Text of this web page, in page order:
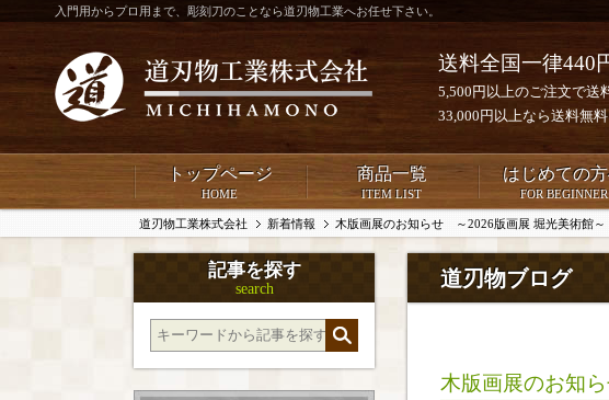
入門用からプロ用まで、彫刻刀のことなら道刃物工業へお任せ下さい。
送料全国一律440
5,500円以上のご注文で送
33,000円以上なら送料無料
トップページ
HOME
商品一覧
ITEM LIST
はじめての
FOR BEGINNER
道刃物工業株式会社 新着情報 木版画展のお知らせ ～2026版画展 堀光美術館～
道刃物ブログ
木版画展のお知
記事を探す
search